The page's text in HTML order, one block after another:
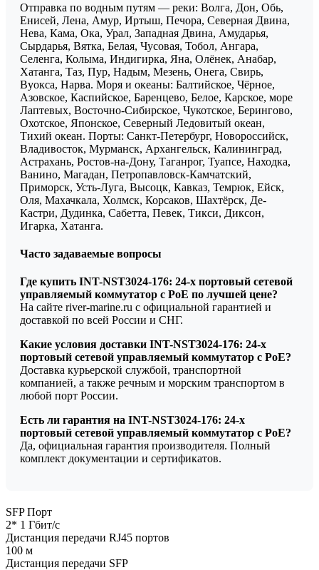
Отправка по водным путям — реки: Волга, Дон, Обь,
Енисей, Лена, Амур, Иртыш, Печора, Северная Двина,
Нева, Кама, Ока, Урал, Западная Двина, Амударья,
Сырдарья, Вятка, Белая, Чусовая, Тобол, Ангара,
Селенга, Колыма, Индигирка, Яна, Олёнек, Анабар,
Хатанга, Таз, Пур, Надым, Мезень, Онега, Свирь,
Вуокса, Нарва. Моря и океаны: Балтийское, Чёрное,
Азовское, Каспийское, Баренцево, Белое, Карское, море
Лаптевых, Восточно-Сибирское, Чукотское, Берингово,
Охотское, Японское, Северный Ледовитый океан,
Тихий океан. Порты: Санкт-Петербург, Новороссийск,
Владивосток, Мурманск, Архангельск, Калининград,
Астрахань, Ростов-на-Дону, Таганрог, Туапсе, Находка,
Ванино, Магадан, Петропавловск-Камчатский,
Приморск, Усть-Луга, Высоцк, Кавказ, Темрюк, Ейск,
Оля, Махачкала, Холмск, Корсаков, Шахтёрск, Де-
Кастри, Дудинка, Сабетта, Певек, Тикси, Диксон,
Игарка, Хатанга.
Часто задаваемые вопросы
Где купить INT-NST3024-176: 24-х портовый сетевой
управляемый коммутатор с PoE по лучшей цене?
На сайте river-marine.ru с официальной гарантией и
доставкой по всей России и СНГ.
Какие условия доставки INT-NST3024-176: 24-х
портовый сетевой управляемый коммутатор с PoE?
Доставка курьерской службой, транспортной
компанией, а также речным и морским транспортом в
любой порт России.
Есть ли гарантия на INT-NST3024-176: 24-х
портовый сетевой управляемый коммутатор с PoE?
Да, официальная гарантия производителя. Полный
комплект документации и сертификатов.
SFP Порт
2* 1 Гбит/с
Дистанция передачи RJ45 портов
100 м
Дистанция передачи SFP